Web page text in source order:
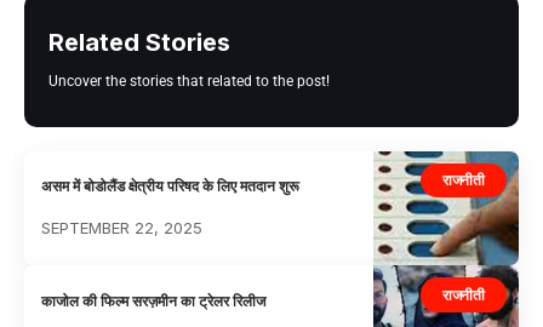
Related Stories
Uncover the stories that related to the post!
राजनीती
असम में बोडोलैंड क्षेत्रीय परिषद के लिए मतदान शुरू
SEPTEMBER 22, 2025
राजनीती
काजोल की फिल्म सरज़मीन का ट्रेलर रिलीज